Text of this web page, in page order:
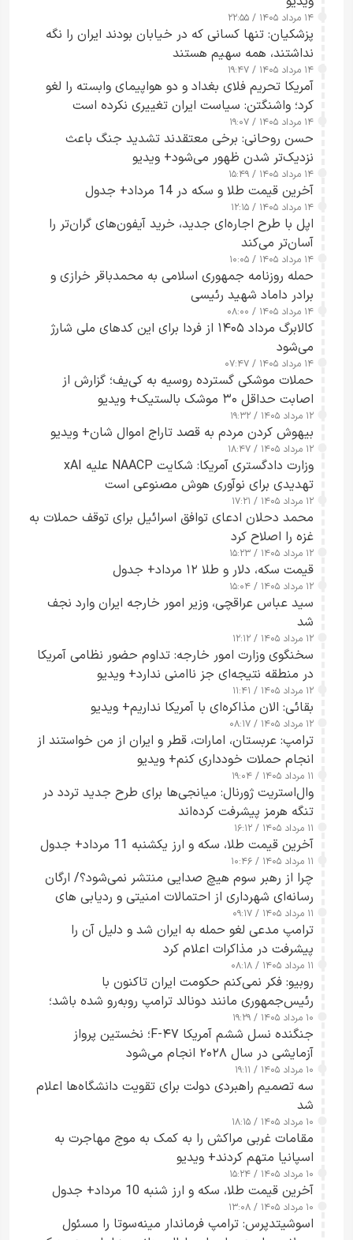
۱۴ مرداد ۱۴۰۵ / ۲۲:۵۵
پزشکیان: تنها کسانی که در خیابان بودند ایران را نگه
نداشتند، همه سهیم هستند
۱۴ مرداد ۱۴۰۵ / ۱۹:۴۷
آمریکا تحریم فلای بغداد و دو هواپیمای وابسته را لغو
کرد؛ واشنگتن: سیاست ایران تغییری نکرده است
۱۴ مرداد ۱۴۰۵ / ۱۹:۰۷
حسن روحانی: برخی معتقدند تشدید جنگ باعث
نزدیک‌تر شدن ظهور می‌شود+ ویدیو
۱۴ مرداد ۱۴۰۵ / ۱۵:۴۹
آخرین قیمت طلا و سکه در 14 مرداد+ جدول
۱۴ مرداد ۱۴۰۵ / ۱۲:۱۵
اپل با طرح اجاره‌ای جدید، خرید آیفون‌های گران‌تر را
آسان‌تر می‌کند
۱۴ مرداد ۱۴۰۵ / ۱۰:۰۵
حمله روزنامه جمهوری اسلامی به محمدباقر خرازی و
برادر داماد شهید رئیسی
۱۴ مرداد ۱۴۰۵ / ۰۸:۰۰
کالابرگ مرداد ۱۴۰۵ از فردا برای این کدهای ملی شارژ
می‌شود
۱۴ مرداد ۱۴۰۵ / ۰۷:۴۷
حملات موشکی گسترده روسیه به کی‌یف؛ گزارش از
اصابت حداقل ۳۰ موشک بالستیک+ ویدیو
۱۲ مرداد ۱۴۰۵ / ۱۹:۳۲
بیهوش کردن مردم به قصد تاراج اموال شان+ ویدیو
۱۲ مرداد ۱۴۰۵ / ۱۸:۴۷
وزارت دادگستری آمریکا: شکایت NAACP علیه xAI
تهدیدی برای نوآوری هوش مصنوعی است
۱۲ مرداد ۱۴۰۵ / ۱۷:۲۱
محمد دحلان ادعای توافق اسرائیل برای توقف حملات به
غزه را اصلاح کرد
۱۲ مرداد ۱۴۰۵ / ۱۵:۲۳
قیمت سکه، دلار و طلا ۱۲ مرداد+ جدول
۱۲ مرداد ۱۴۰۵ / ۱۵:۰۴
سید عباس عراقچی، وزیر امور خارجه ایران وارد نجف
شد
۱۲ مرداد ۱۴۰۵ / ۱۲:۱۲
سخنگوی وزارت امور خارجه: تداوم حضور نظامی آمریکا
در منطقه نتیجه‌ای جز ناامنی ندارد+ ویدیو
۱۲ مرداد ۱۴۰۵ / ۱۱:۴۱
بقائی: الان مذاکره‌ای با آمریکا نداریم+ ویدیو
۱۲ مرداد ۱۴۰۵ / ۰۸:۱۷
ترامپ: عربستان، امارات، قطر و ایران از من خواستند از
انجام حملات خودداری کنم+ ویدیو
۱۱ مرداد ۱۴۰۵ / ۱۹:۰۴
وال‌استریت ژورنال: میانجی‌ها برای طرح جدید تردد در
تنگه هرمز پیشرفت کرده‌اند
۱۱ مرداد ۱۴۰۵ / ۱۶:۱۲
آخرین قیمت طلا، سکه و ارز یکشنبه 11 مرداد+ جدول
۱۱ مرداد ۱۴۰۵ / ۱۰:۴۶
چرا از رهبر سوم هیچ صدایی منتشر نمی‌شود؟/ ارگان
رسانه‌ای شهرداری از احتمالات امنیتی و ردیابی های
جاسوسی گفت
۱۱ مرداد ۱۴۰۵ / ۰۹:۱۷
ترامپ مدعی لغو حمله به ایران شد و دلیل آن را
پیشرفت در مذاکرات اعلام کرد
۱۱ مرداد ۱۴۰۵ / ۰۸:۱۸
روبیو: فکر نمی‌کنم حکومت ایران تاکنون با
رئیس‌جمهوری مانند دونالد ترامپ روبه‌رو شده باشد؛
کسی که واقعاً دست به اقدام می‌زند
۱۰ مرداد ۱۴۰۵ / ۱۹:۲۹
جنگنده نسل ششم آمریکا F-۴۷؛ نخستین پرواز
آزمایشی در سال ۲۰۲۸ انجام می‌شود
۱۰ مرداد ۱۴۰۵ / ۱۹:۱۱
سه تصمیم راهبردی دولت برای تقویت دانشگاه‌ها اعلام
شد
۱۰ مرداد ۱۴۰۵ / ۱۸:۱۵
مقامات غربی مراکش را به کمک به موج مهاجرت به
اسپانیا متهم کردند+ ویدیو
۱۰ مرداد ۱۴۰۵ / ۱۵:۲۴
آخرین قیمت طلا، سکه و ارز شنبه 10 مرداد+ جدول
۱۰ مرداد ۱۴۰۵ / ۱۳:۰۸
اسوشیتدپرس: ترامپ فرماندار مینه‌سوتا را مسئول